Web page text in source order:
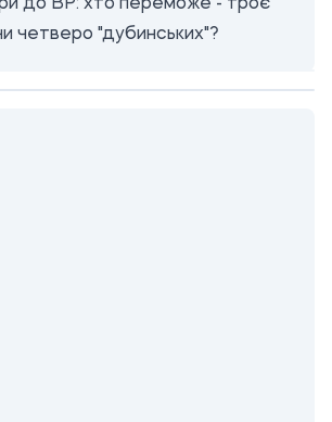
до ВР: хто переможе - троє
четверо "дубинських"?